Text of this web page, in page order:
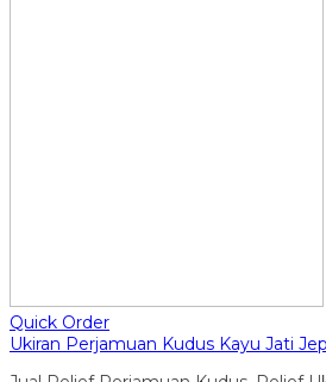
Quick Order
Ukiran Perjamuan Kudus Kayu Jati